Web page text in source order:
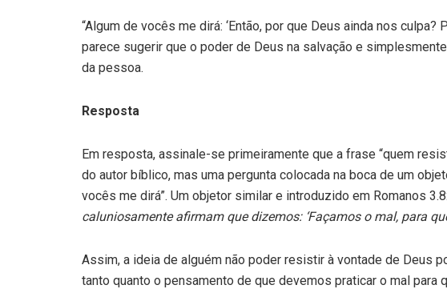
“Algum de vocês me dirá: ‘Então, por que Deus ainda nos
parece sugerir que o poder de Deus na salvação e
da pessoa.
Resposta
Em resposta, assinale-se primeiramente que a frase “quem
do autor bíblico, mas uma pergunta colocada na boca de um
vocês me dirá”. Um objetor similar e introduzido em Romanos
caluniosamente afirmam que dizemos: ‘Façamos o mal, para
Assim, a ideia de alguém não poder resistir à vontade de Deus
tanto quanto o pensamento de que devemos praticar o mal para